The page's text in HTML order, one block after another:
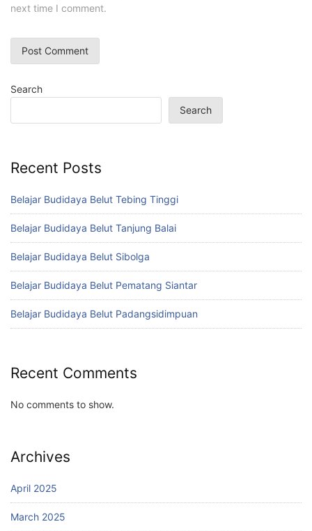
next time I comment.
Search
Search
Recent Posts
Belajar Budidaya Belut Tebing Tinggi
Belajar Budidaya Belut Tanjung Balai
Belajar Budidaya Belut Sibolga
Belajar Budidaya Belut Pematang Siantar
Belajar Budidaya Belut Padangsidimpuan
Recent Comments
No comments to show.
Archives
April 2025
March 2025